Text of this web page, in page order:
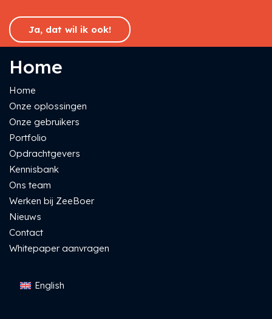
Ja, dat wil ik ook!
Home
Home
Onze oplossingen
Onze gebruikers
Portfolio
Opdrachtgevers
Kennisbank
Ons team
Werken bij ZeeBoer
Nieuws
Contact
Whitepaper aanvragen
English